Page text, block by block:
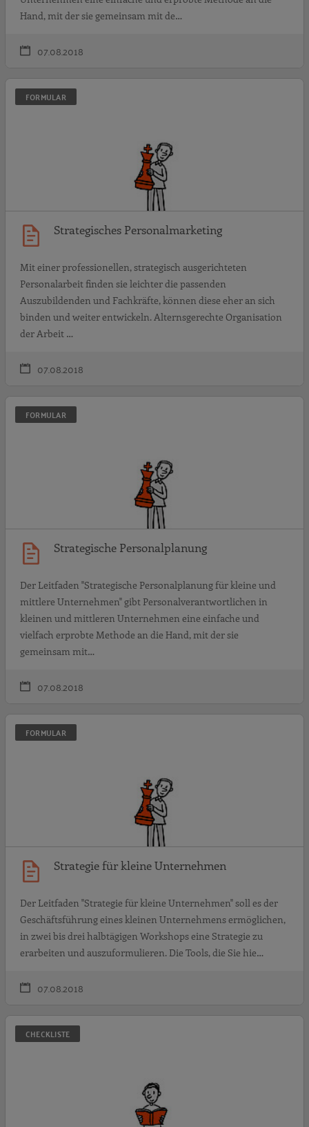
Hand, mit der sie gemeinsam mit de…
07.08.2018
FORMULAR
Strategisches Personalmarketing
Mit einer professionellen, strategisch ausgerichteten
Personalarbeit finden sie leichter die passenden
Auszubildenden und Fachkräfte, können diese eher an sich
binden und weiter entwickeln. Alternsgerechte Organisation
der Arbeit …
07.08.2018
FORMULAR
Strategische Personalplanung
Der Leitfaden "Strategische Personalplanung für kleine und
mittlere Unternehmen" gibt Personalverantwortlichen in
kleinen und mittleren Unternehmen eine einfache und
vielfach erprobte Methode an die Hand, mit der sie
gemeinsam mit…
07.08.2018
FORMULAR
Strategie für kleine Unternehmen
Der Leitfaden "Strategie für kleine Unternehmen" soll es der
Geschäftsführung eines kleinen Unternehmens ermöglichen,
in zwei bis drei halbtägigen Workshops eine Strategie zu
erarbeiten und auszuformulieren. Die Tools, die Sie hie…
07.08.2018
CHECKLISTE